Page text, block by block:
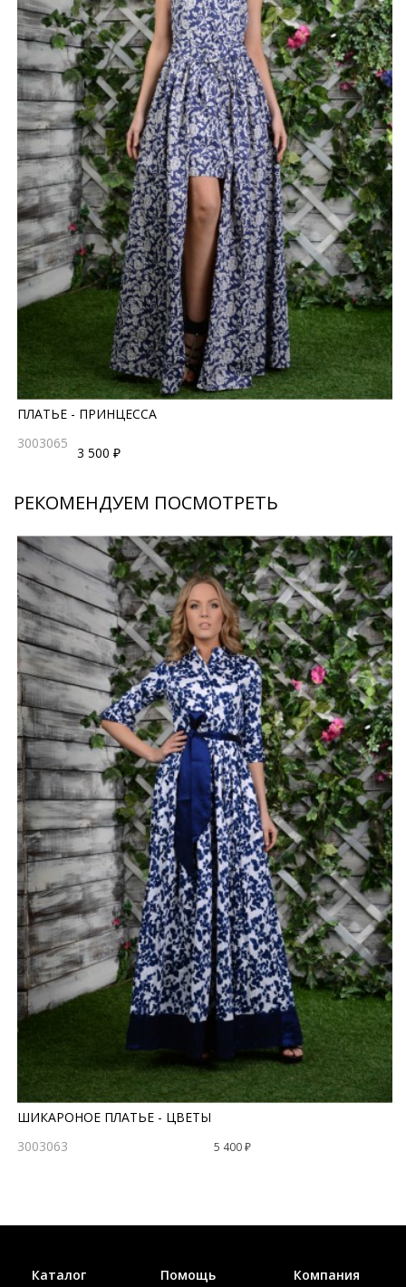
ПЛАТЬЕ - ПРИНЦЕССА
3003065
3 500 ₽
РЕКОМЕНДУЕМ ПОСМОТРЕТЬ
ШИКАРОНОЕ ПЛАТЬЕ - ЦВЕТЫ
3003063
5 400 ₽
Каталог Помощь Компания